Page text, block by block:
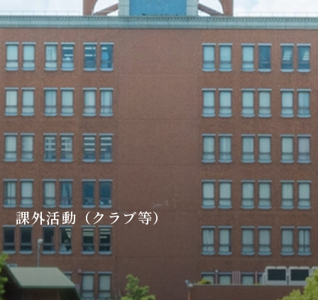
課外活動（クラブ等）